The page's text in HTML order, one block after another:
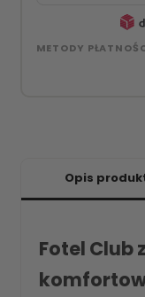
METODY
Opis
Fotel Club